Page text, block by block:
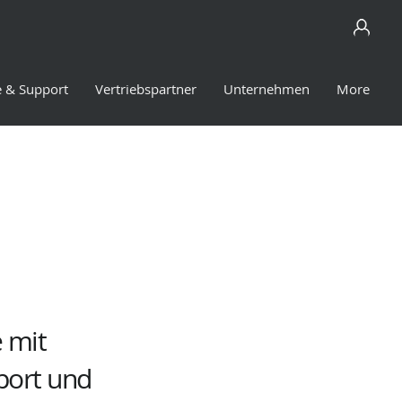
& Support Vertriebspartner Unternehmen More
mit
und